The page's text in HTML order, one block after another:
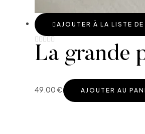
AJOUTER À LA LISTE
La grande
49.00€ AJOUTER AU